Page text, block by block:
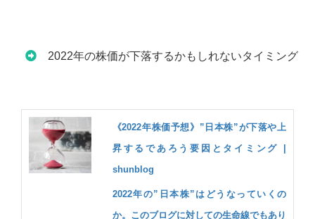
2022年の株価が下落するかもしれないタイミング
《2022年株価予想》”日本株”が下落や上
昇するであろう要因とタイミング |
shunblog
2022年の”日本株”はどうなっていくの
か。このブログに対しての生命線でもあり